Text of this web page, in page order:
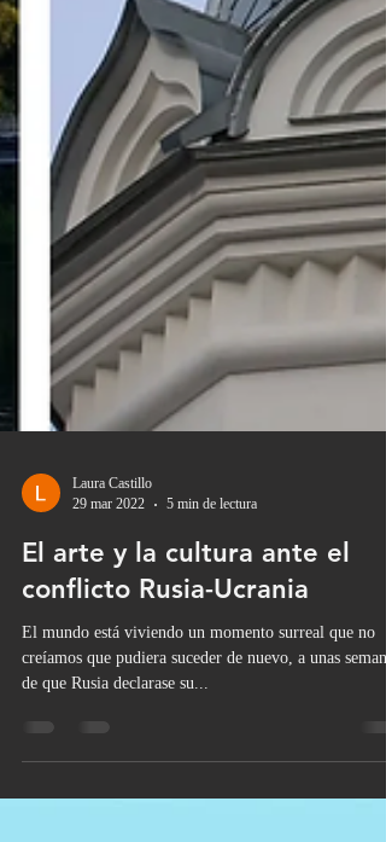
29 mar 2022
5 min de lectura
El arte y la cultura ante el
conflicto Rusia-Ucrania
El mundo está viviendo un momento surreal que no